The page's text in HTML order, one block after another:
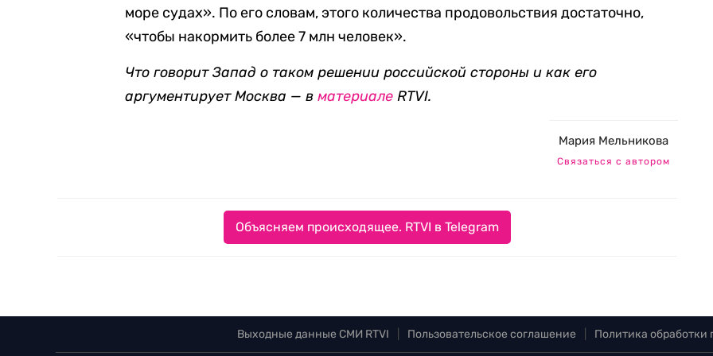
море судах». По его словам, этого количества продовольствия достаточно,
«чтобы накормить более 7 млн человек».
Чтоговорит Запад о таком решении российской стороны и как его
аргументирует Москва — вматериале RTVI.
Мария Мельникова
Связаться с автором
Объясняем происходящее. RTVI в Telegram
Выходные данные СМИ RTVI Пользовательское соглашение Политика